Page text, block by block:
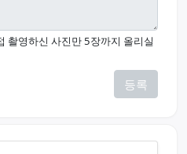
촬영하신 사진만 5장까지 올리실
등록